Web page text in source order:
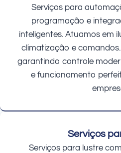
Serviços para
programação e
inteligentes. Atuamos em
climatização e
garantindo controle
e funcionamento
Serviços
Serviços para lustre